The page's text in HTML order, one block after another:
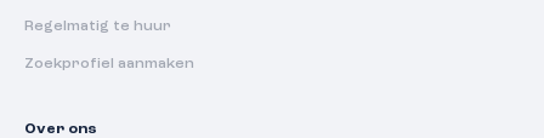
Regelmatig te huur
Zoekprofiel aanmaken
Over ons